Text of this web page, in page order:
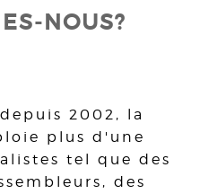
NOUS?
2002, la
plus d'une
tel que des
des